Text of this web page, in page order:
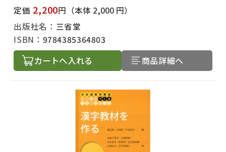
定価 2,200円 （本体 2,000 円）
出版社名： 三省堂
ISBN： 9784385364803
カートへ入れる 商品詳細へ